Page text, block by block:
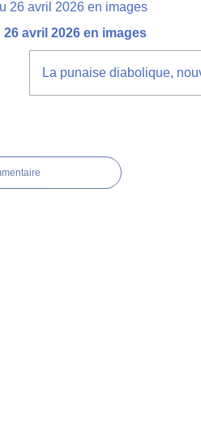
avril 2026 en images
La punaise diabolique,